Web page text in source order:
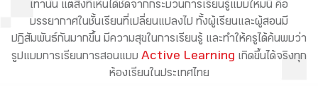
เท่านั้น แต่สิ่งที่เห็นได้ชัดจากกระบวนการเรียนรู้แบบใหม่นี้ คือ
บรรยากาศในชั้นเรียนที่เปลี่ยนแปลงไป ทั้งผู้เรียนและผู้สอนมี
ปฏิสัมพันธ์กันมากขึ้น มีความสุขในการเรียนรู้ และทำให้ครูได้ค้นพบว่า
รูปแบบการเรียนการสอนแบบ Active Learning เกิดขึ้นได้จริงทุก
ห้องเรียนในประเทศไทย